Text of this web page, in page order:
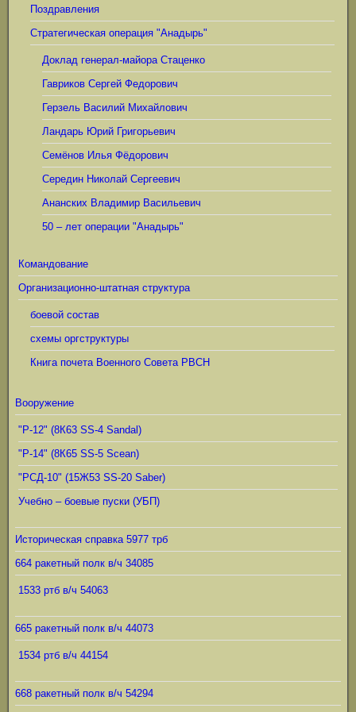
Поздравления
Стратегическая операция "Анадырь"
Доклад генерал-майора Стаценко
Гавриков Сергей Федорович
Герзель Василий Михайлович
Ландарь Юрий Григорьевич
Семёнов Илья Фёдорович
Середин Николай Сергеевич
Ананских Владимир Васильевич
50 – лет операции "Анадырь"
Командование
Организационно-штатная структура
боевой состав
схемы оргструктуры
Книга почета Военного Совета РВСН
Вооружение
"Р-12" (8К63 SS-4 Sandal)
"Р-14" (8К65 SS-5 Scean)
"РСД-10" (15Ж53 SS-20 Saber)
Учебно – боевые пуски (УБП)
Историческая справка 5977 трб
664 ракетный полк в/ч 34085
1533 ртб в/ч 54063
665 ракетный полк в/ч 44073
1534 ртб в/ч 44154
668 ракетный полк в/ч 54294